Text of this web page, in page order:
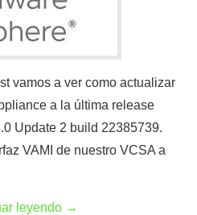
vamos a ver como actualizar
a la última release
Update 2 build 22385739.
VAMI de nuestro VCSA a
leyendo →